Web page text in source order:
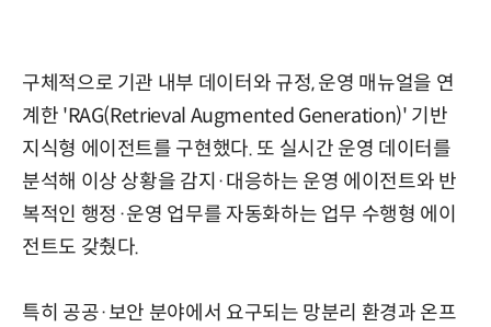
구체적으로 기관 내부 데이터와 규정, 운영 매뉴얼을 연
계한 'RAG(Retrieval Augmented Generation)' 기반
지식형 에이전트를 구현했다. 또 실시간 운영 데이터를
분석해 이상 상황을 감지·대응하는 운영 에이전트와 반
복적인 행정·운영 업무를 자동화하는 업무 수행형 에이
전트도 갖췄다.
특히 공공·보안 분야에서 요구되는 망분리 환경과 온프